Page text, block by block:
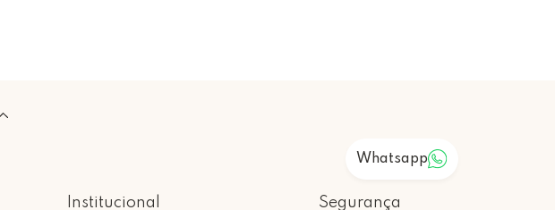
Whatsapp
Institucional Segurança